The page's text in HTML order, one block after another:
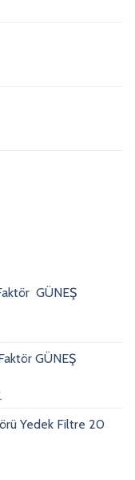
GÜNEŞ
GÜNEŞ
Yedek Filtre 20